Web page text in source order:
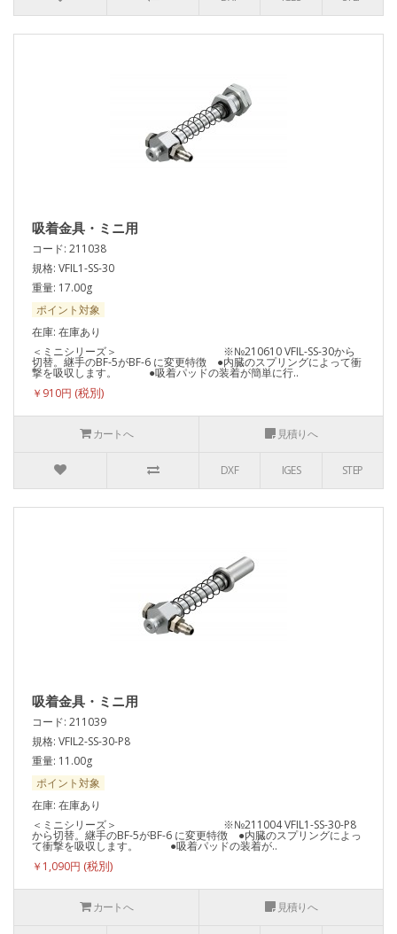
吸着金具・ミニ用
コード: 211038
規格: VFIL1-SS-30
重量: 17.00g
ポイント対象
在庫: 在庫あり
＜ミニシリーズ＞ ※№210610 VFIL-SS-30から
切替。継手のBF-5がBF-6 に変更特徴 ●内臓のスプリングによって衝
撃を吸収します。 ●吸着パッドの装着が簡単に行..
￥910円
カートへ 見積りへ
DXF IGES STEP
吸着金具・ミニ用
コード: 211039
規格: VFIL2-SS-30-P8
重量: 11.00g
ポイント対象
在庫: 在庫あり
＜ミニシリーズ＞ ※№211004 VFIL1-SS-30-P8
から切替。継手のBF-5がBF-6 に変更特徴 ●内臓のスプリングによっ
て衝撃を吸収します。 ●吸着パッドの装着が..
￥1,090円
カートへ 見積りへ